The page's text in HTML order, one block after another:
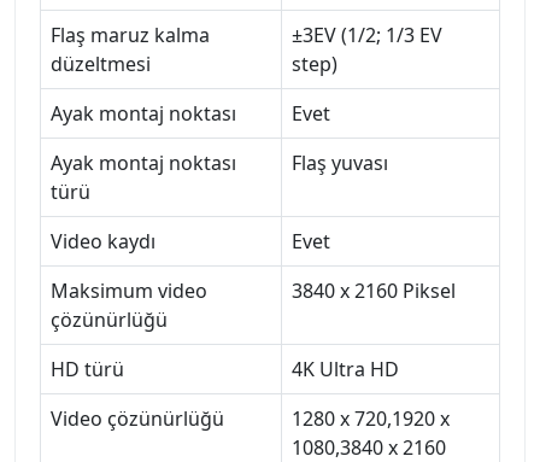
Flaş maruz kalma
düzeltmesi
±3EV (1/2; 1/3 EV
step)
Ayak montaj noktası
Evet
Ayak montaj noktası
türü
Flaş yuvası
Video kaydı
Evet
Maksimum video
çözünürlüğü
3840 x 2160 Piksel
HD türü
4K Ultra HD
Video çözünürlüğü
1280 x 720,1920 x
1080,3840 x 2160